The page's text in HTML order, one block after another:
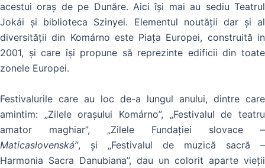
acestui oraș de pe Dunăre. Aici își mai au sediu Teatrul
Jokái și biblioteca Szinyei. Elementul noutăţii dar și al
diversităţii din Komárno este Piaţa Europei, construită in
2001, şi care îşi propune să reprezinte edificii din toate
zonele Europei.
Festivalurile care au loc de-a lungul anului, dintre care
amintim: „Zilele orașului Komárno”, „Festivalul de teatru
amator maghiar”, „Zilele Fundației slovace –
Maticaslovenská”, și „Festivalul de muzică sacră –
Harmonia Sacra Danubiana”, dau un colorit aparte vieții